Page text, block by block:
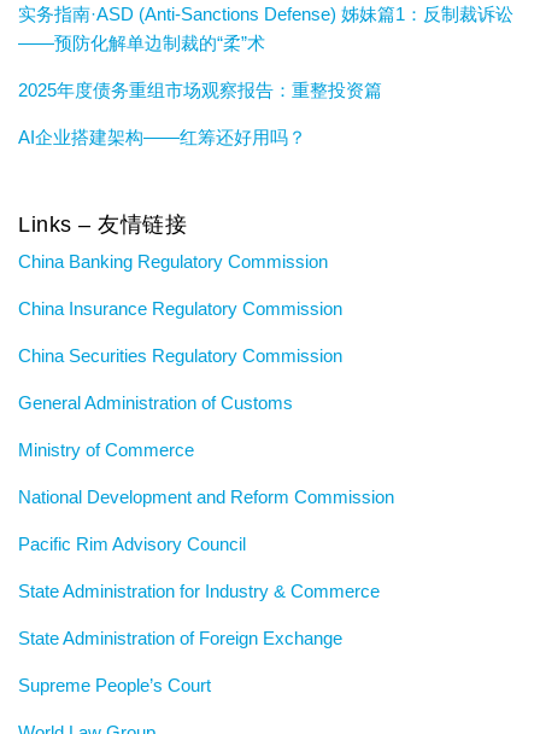
实务指南·ASD (Anti-Sanctions Defense) 姊妹篇1：反制裁诉讼
——预防化解单边制裁的“柔”术
2025年度债务重组市场观察报告：重整投资篇
AI企业搭建架构——红筹还好用吗？
Links – 友情链接
China Banking Regulatory Commission
China Insurance Regulatory Commission
China Securities Regulatory Commission
General Administration of Customs
Ministry of Commerce
National Development and Reform Commission
Pacific Rim Advisory Council
State Administration for Industry & Commerce
State Administration of Foreign Exchange
Supreme People’s Court